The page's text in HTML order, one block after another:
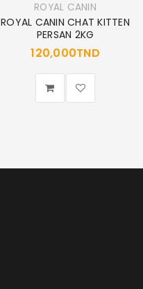
ROYAL CANIN
ROYAL CANIN CHAT KITTEN
PERSAN 2KG
120,000TND